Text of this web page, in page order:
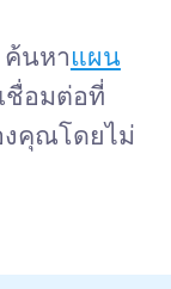
ค้นหาแผน
ชื่อมต่อที่
คุณโดยไม่